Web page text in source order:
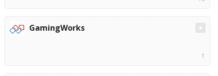
GamingWorks
1